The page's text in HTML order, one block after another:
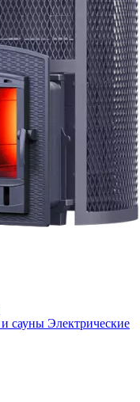
Электрические